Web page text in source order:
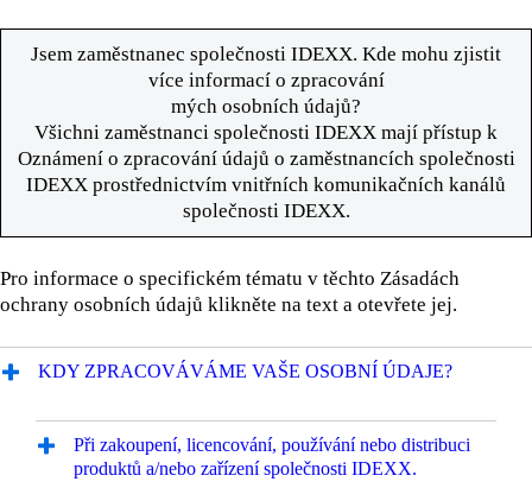
Jsem zaměstnanec společnosti IDEXX. Kde mohu zjistit
více informací o zpracování
mých osobních údajů?
Všichni zaměstnanci společnosti IDEXX mají přístup k
Oznámení o zpracování údajů o zaměstnancích společnosti
IDEXX prostřednictvím vnitřních komunikačních kanálů
společnosti IDEXX.
Pro informace o specifickém tématu v těchto Zásadách
ochrany osobních údajů klikněte na text a otevřete jej.
KDY ZPRACOVÁVÁME VAŠE OSOBNÍ ÚDAJE?
Při zakoupení, licencování, používání nebo distribuci
produktů a/nebo zařízení společnosti IDEXX.